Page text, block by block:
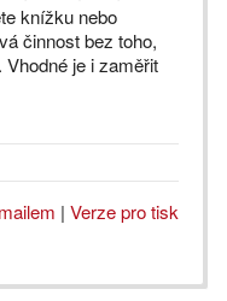
knížku nebo
činnost bez toho,
je i zaměřit
| Verze pro tisk